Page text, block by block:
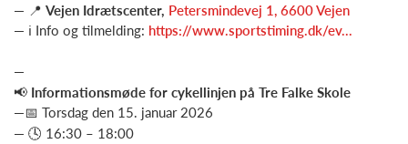
— 📍 Vejen Idrætscenter, Petersmindevej 1, 6600 Vejen
— ℹ️ Info og tilmelding: https://www.sportstiming.dk/ev...
—
📢 Informationsmøde for cykellinjen på Tre Falke Skole
—📅 Torsdag den 15. januar 2026
— 🕓 16:30 – 18:00